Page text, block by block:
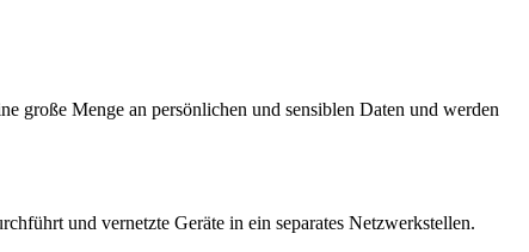
große Menge an persönlichen und sensiblen Daten und werden
und vernetzte Geräte in ein separates Netzwerkstellen.